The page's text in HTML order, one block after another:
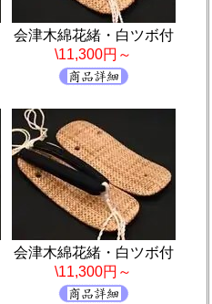
会津木綿花緒・白ツボ付
\11,300円～
会津木綿花緒・白ツボ付
\11,300円～